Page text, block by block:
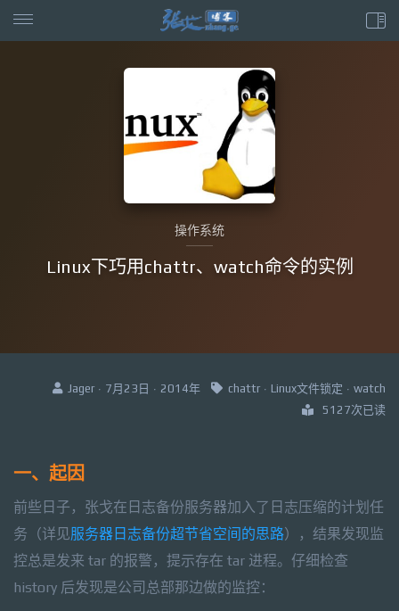
操作系统
Linux下巧用chattr、watch命令的实例
Jager · 7月23日 · 2014年 chattr · Linux文件锁定 · watch
5127次已读
一、起因
前些日子，张戈在日志备份服务器加入了日志压缩的计划任
务（详见服务器日志备份超节省空间的思路），结果发现监
控总是发来 tar 的报警，提示存在 tar 进程。仔细检查
history 后发现是公司总部那边做的监控：